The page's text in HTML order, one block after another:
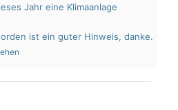
Jahr eine Klimaanlage
ist ein guter Hinweis, danke.